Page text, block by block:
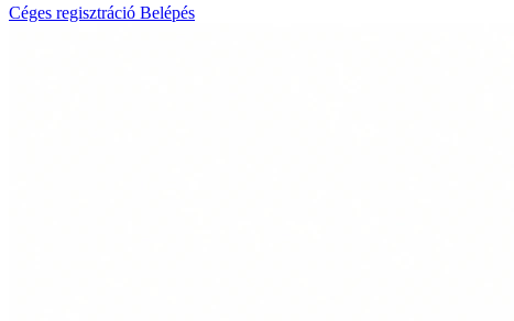
Céges regisztráció Belépés